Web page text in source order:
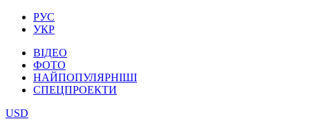
РУС
УКР
ВІДЕО
ФОТО
НАЙПОПУЛЯРНІШІ
СПЕЦПРОЕКТИ
USD